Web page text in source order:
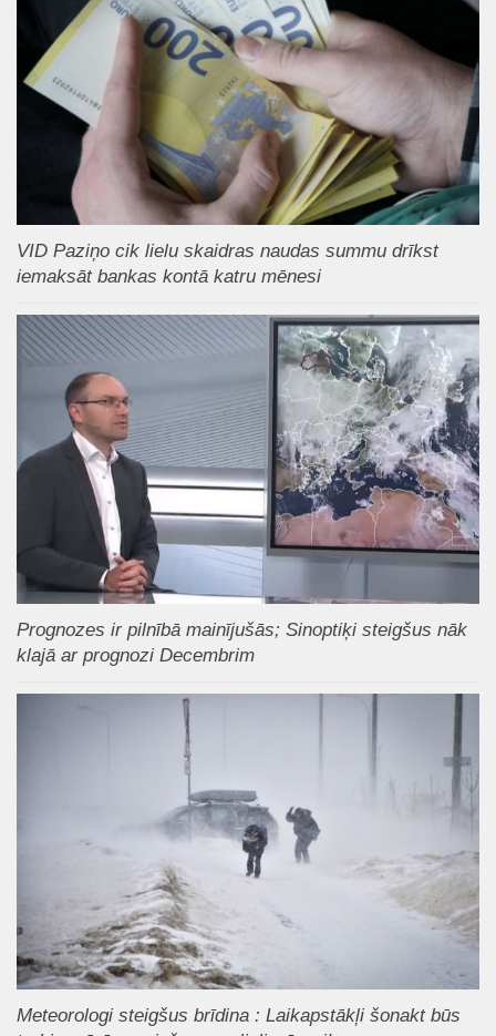
VID Paziņo cik lielu skaidras naudas summu drīkst
iemaksāt bankas kontā katru mēnesi
Prognozes ir pilnībā mainījušās; Sinoptiķi steigšus nāk
klajā ar prognozi Decembrim
Meteorologi steigšus brīdina : Laikapstākļi šonakt būs